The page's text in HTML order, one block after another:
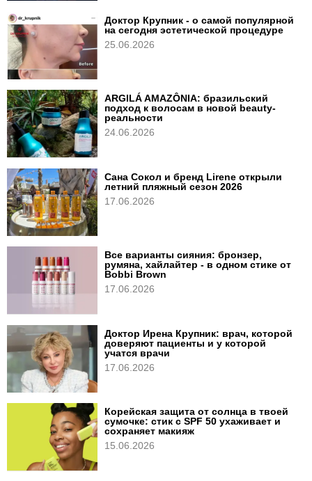
Доктор Крупник - о самой популярной
на сегодня эстетической процедуре
25.06.2026
ARGILÁ AMAZÔNIA: бразильский
подход к волосам в новой beauty-
реальности
24.06.2026
Сана Сокол и бренд Lirene открыли
летний пляжный сезон 2026
17.06.2026
Все варианты сияния: бронзер,
румяна, хайлайтер - в одном стике от
Bobbi Brown
17.06.2026
Доктор Ирена Крупник: врач, которой
доверяют пациенты и у которой
учатся врачи
17.06.2026
Корейская защита от солнца в твоей
сумочке: стик с SPF 50 ухаживает и
сохраняет макияж
15.06.2026